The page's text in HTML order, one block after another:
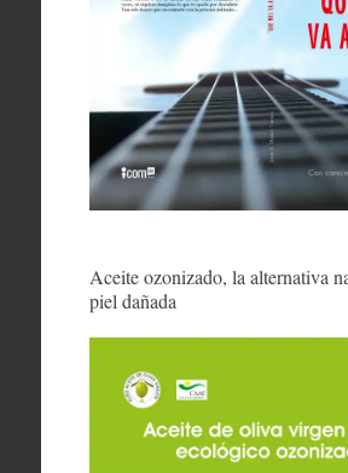
Aceite ozonizado, la alternativa
piel dañada